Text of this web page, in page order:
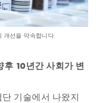
개선을 약속합니다.
후 10년간 사회가 변
기술에서 나왔지